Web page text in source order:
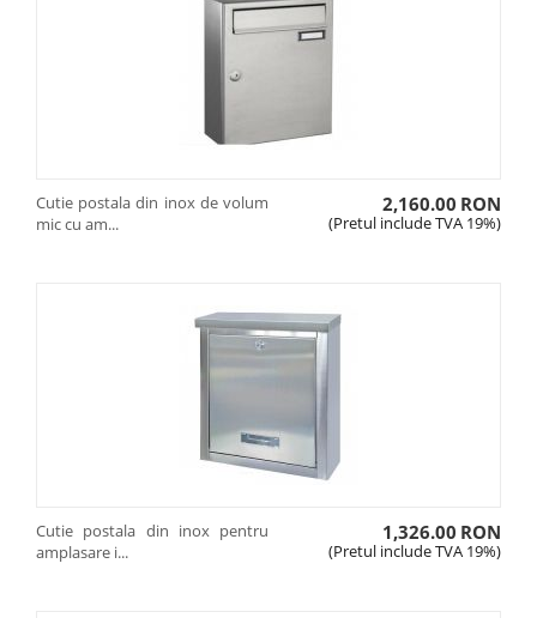
Cutie postala din inox de volum
mic cu am...
2,160.00 RON
(Pretul include TVA 19%)
Cutie postala din inox pentru
amplasare i...
1,326.00 RON
(Pretul include TVA 19%)